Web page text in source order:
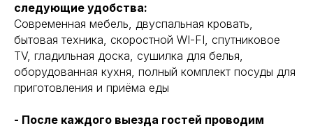
следующие удобства:
Современная мебель, двуспальная кровать,
бытовая техника, скоростной WI-FI, спутниковое
TV, гладильная доска, сушилка для белья,
оборудованная кухня, полный комплект посуды для
приготовления и приёма еды
- После каждого выезда гостей проводим